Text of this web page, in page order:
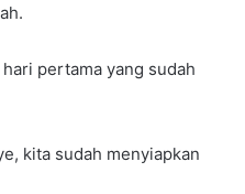
pertama yang sudah
kita sudah menyiapkan